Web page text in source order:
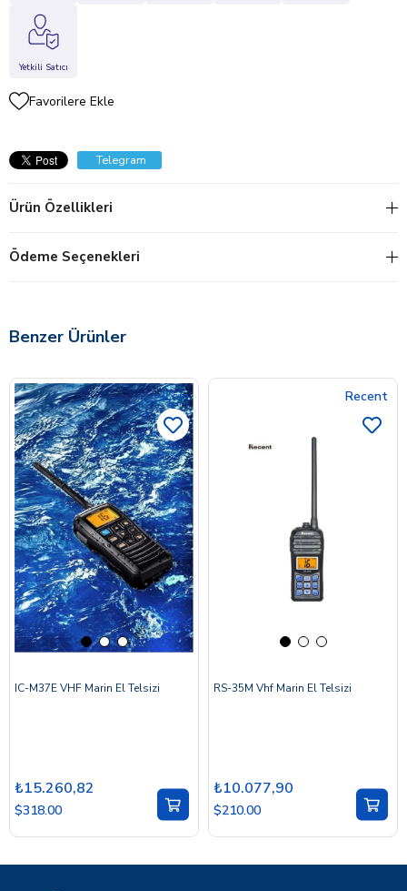
Yetkili Satıcı
Favorilere Ekle
Telegram
Ürün Özellikleri
Ödeme Seçenekleri
Benzer Ürünler
İcom
IC-M37E VHF Marin El Telsizi
₺15.260,82
$318.00
Recent
RS-35M Vhf Marin El Telsizi
₺10.077,90
$210.00